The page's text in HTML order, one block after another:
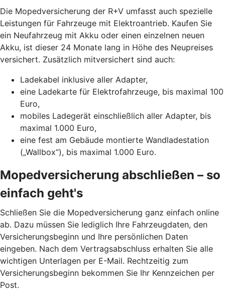
Die Mopedversicherung der R+V umfasst auch spezielle
Leistungen für Fahrzeuge mit Elektroantrieb. Kaufen Sie
ein Neufahrzeug mit Akku oder einen einzelnen neuen
Akku, ist dieser 24 Monate lang in Höhe des Neupreises
versichert. Zusätzlich mitversichert sind auch:
Ladekabel inklusive aller Adapter,
eine Ladekarte für Elektrofahrzeuge, bis maximal 100
Euro,
mobiles Ladegerät einschließlich aller Adapter, bis
maximal 1.000 Euro,
eine fest am Gebäude montierte Wandladestation
(„Wallbox“), bis maximal 1.000 Euro.
Mopedversicherung abschließen – so
einfach geht's
Schließen Sie die Mopedversicherung ganz einfach online
ab. Dazu müssen Sie lediglich Ihre Fahrzeugdaten, den
Versicherungsbeginn und Ihre persönlichen Daten
eingeben. Nach dem Vertragsabschluss erhalten Sie alle
wichtigen Unterlagen per E-Mail. Rechtzeitig zum
Versicherungsbeginn bekommen Sie Ihr Kennzeichen per
Post.